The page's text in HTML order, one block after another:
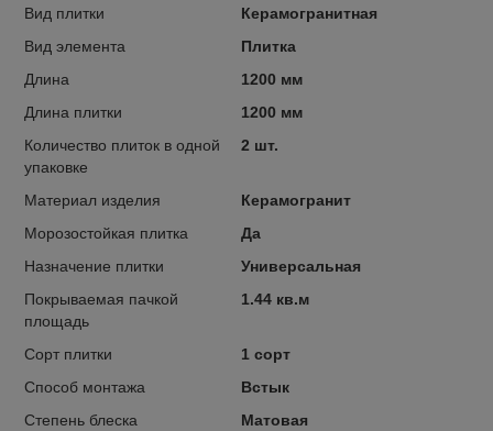
Вид плитки
Керамогранитная
Вид элемента
Плитка
Длина
1200 мм
Длина плитки
1200 мм
Количество плиток в одной
упаковке
2 шт.
Материал изделия
Керамогранит
Морозостойкая плитка
Да
Назначение плитки
Универсальная
Покрываемая пачкой
площадь
1.44 кв.м
Сорт плитки
1 сорт
Способ монтажа
Встык
Степень блеска
Матовая